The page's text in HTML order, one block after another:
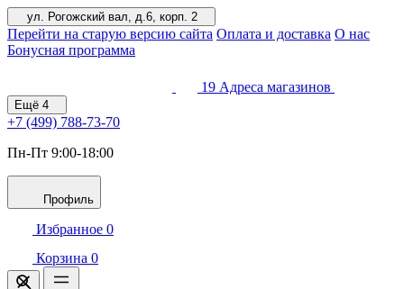
ул. Рогожский вал, д.6, корп. 2
Перейти на старую версию сайта Оплата и доставка О нас
Бонусная программа
19 Адреса магазинов
Ещё 4
+7 (499) 788-73-70
Пн-Пт 9:00-18:00
Профиль
Избранное 0
Корзина 0